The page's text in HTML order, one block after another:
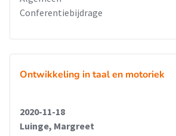
Conferentiebijdrage
Ontwikkeling in taal en motoriek
2020-11-18
Luinge, Margreet